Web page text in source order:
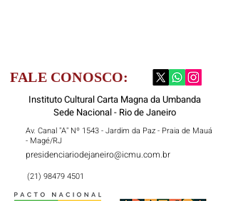
FALE CONOSCO:
Instituto Cultural Carta Magna da Umbanda
Sede Nacional - Rio de Janeiro
Av. Canal "A" Nº 1543 - Jardim da Paz - Praia de Mauá
- Magé/RJ
presidenciariodejaneiro@icmu.com.br
(21) 98479 4501